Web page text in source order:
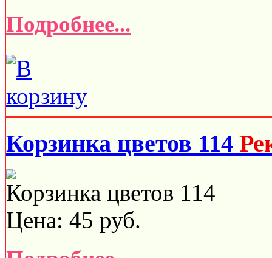
Подробнее...
Корзинка цветов 114
Корзинка цветов 114
Цена: 45 руб.